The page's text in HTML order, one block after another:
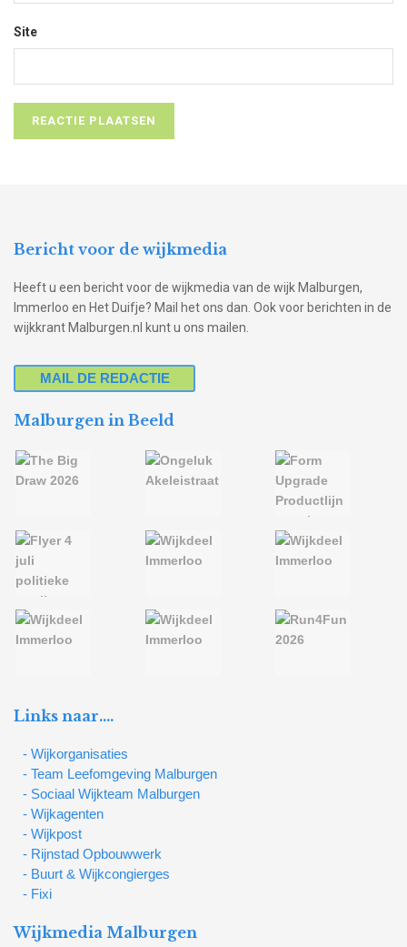
Site
Bericht voor de wijkmedia
Heeft u een bericht voor de wijkmedia van de wijk Malburgen,
Immerloo en Het Duifje? Mail het ons dan. Ook voor berichten in de
wijkkrant Malburgen.nl kunt u ons mailen.
MAIL DE REDACTIE
Malburgen in Beeld
Links naar….
- Wijkorganisaties
- Team Leefomgeving Malburgen
- Sociaal Wijkteam Malburgen
- Wijkagenten
- Wijkpost
- Rijnstad Opbouwwerk
- Buurt & Wijkcongierges
- Fixi
Wijkmedia Malburgen